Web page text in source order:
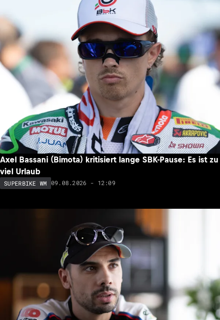
Axel Bassani (Bimota) kritisiert lange SBK-Pause: Es ist zu
viel Urlaub
SUPERBIKE WM 09.08.2026 - 12:09